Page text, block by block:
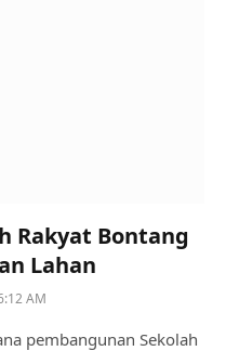
Rakyat Bontang
Lahan
AM
pembangunan Sekolah